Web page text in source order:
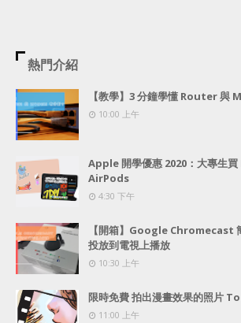
熱門介紹
【教學】3 分鐘學懂 Router 與
10:00 上午
Apple 開學優惠 2020：大專生
AirPods
4:30 下午
【開箱】Google Chromecast
投放到電視上播放
10:30 上午
限時免費 拍出漫畫效果的照片
11:00 上午